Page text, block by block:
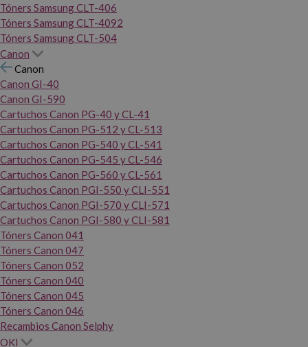
Tóners Samsung CLT-406
Tóners Samsung CLT-4092
Tóners Samsung CLT-504
Canon
Canon
Canon GI-40
Canon GI-590
Cartuchos Canon PG-40 y CL-41
Cartuchos Canon PG-512 y CL-513
Cartuchos Canon PG-540 y CL-541
Cartuchos Canon PG-545 y CL-546
Cartuchos Canon PG-560 y CL-561
Cartuchos Canon PGI-550 y CLI-551
Cartuchos Canon PGI-570 y CLI-571
Cartuchos Canon PGI-580 y CLI-581
Tóners Canon 041
Tóners Canon 047
Tóners Canon 052
Tóners Canon 040
Tóners Canon 045
Tóners Canon 046
Recambios Canon Selphy
OKI